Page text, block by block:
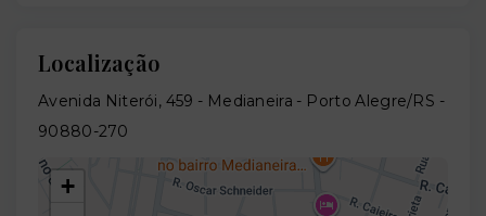
Localização
Avenida Niterói, 459 - Medianeira - Porto Alegre/RS -
90880-270
+